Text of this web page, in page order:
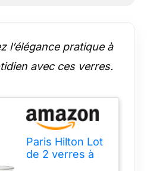
l’élégance pratique à
avec ces verres.
Paris Hilton Lot
de 2 verres à